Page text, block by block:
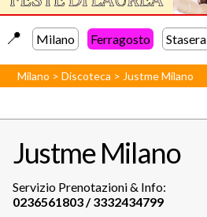
📍️ Milano Ferragosto Stasera
Milano >Discoteca > Justme Milano
Justme Milano
Servizio Prenotazioni & Info: